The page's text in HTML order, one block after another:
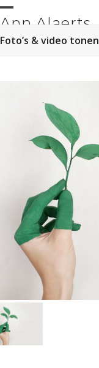
Skip
to
content
Ann Alaerts
Open
mobile
Close
mobile
Foto’s & video tonen